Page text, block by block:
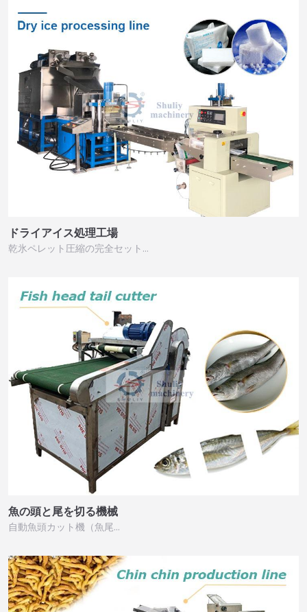
ドライアイス処理工場
乾氷ペレット圧縮の完全セット…
魚の頭と尾を切る機械
自動魚頭カット機（魚尾…